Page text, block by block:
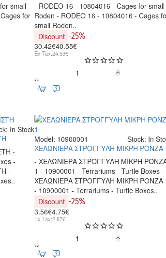
small
for
- RODEO 16 - 10804016 - Cages for small
Roden - RODEO 16 - 10804016 - Cages
small Roden..
Discount -25%
30.42€40.55€
Ex Tax:24.53€
16
-45%
In Stock
-
-
-
-
Model: 10900001 Stock: In
ΧΕΛΩΝΙΕΡΑ ΣΤΡΟΓΓΥΛΗ ΜΙΚΡΗ PONZA
- ΧΕΛΩΝΙΕΡΑ ΣΤΡΟΓΓΥΛΗ ΜΙΚΡΗ
1 - 10900001 - Terrariums - Turtle Boxes -
ΧΕΛΩΝΙΕΡΑ ΣΤΡΟΓΓΥΛΗ ΜΙΚΡΗ PONZA
- 10900001 - Terrariums - Turtle Boxes..
Discount -25%
3.56€4.75€
Ex Tax:2.87€
ΣΤΡΟΓΓΥΛΗ